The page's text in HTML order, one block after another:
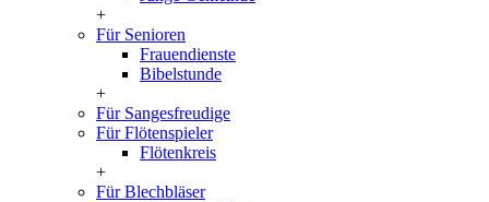
+
Für Senioren
Frauendienste
Bibelstunde
+
Für Sangesfreudige
Für Flötenspieler
Flötenkreis
+
Für Blechbläser